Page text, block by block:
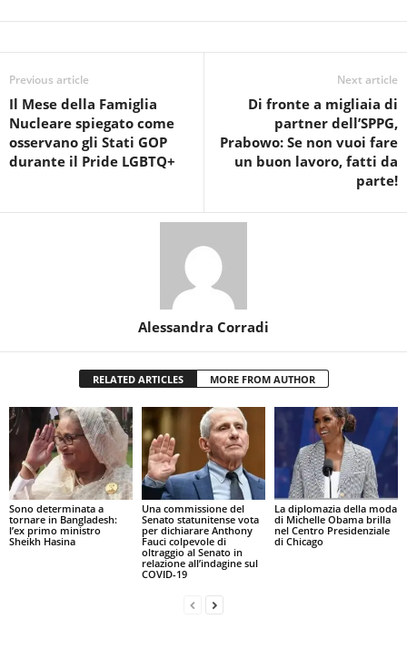
Previous article
Il Mese della Famiglia
Nucleare spiegato come
osservano gli Stati GOP
durante il Pride LGBTQ+
Next article
Di fronte a migliaia di
partner dell’SPPG,
Prabowo: Se non vuoi fare
un buon lavoro, fatti da
parte!
Alessandra Corradi
RELATED ARTICLES MORE FROM AUTHOR
Sono determinata a
tornare in Bangladesh:
l’ex primo ministro
Sheikh Hasina
Una commissione del
Senato statunitense vota
per dichiarare Anthony
Fauci colpevole di
oltraggio al Senato in
relazione all’indagine sul
COVID-19
La diplomazia della moda
di Michelle Obama brilla
nel Centro Presidenziale
di Chicago